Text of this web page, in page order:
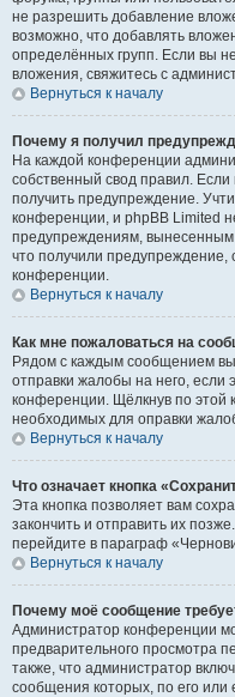
не разрешить добавление
возможно, что добавлять
определённых групп. Если вы
вложения, свяжитесь с
Вернуться к началу
Почему я получил
На каждой конференции
собственный свод правил.
получить предупреждение.
конференции, и phpBB Limited
предупреждениям,
что получили предупреждение,
конференции.
Вернуться к началу
Как мне пожаловаться на
Рядом с каждым сообщением вы
отправки жалобы на него,
конференции. Щёлкнув по этой
необходимых для оправки
Вернуться к началу
Что означает кнопка
Эта кнопка позволяет вам
закончить и отправить их
перейдите в параграф
Вернуться к началу
Почему моё сообщение
Администратор конференции
предварительного просмотра
также, что администратор
сообщения которых, по его